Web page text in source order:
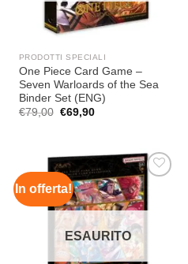
PRODOTTI SPECIALI
One Piece Card Game –
Seven Warloards of the Sea
Binder Set (ENG)
€79,00 Il
€79,00.
€69,90Il
€69,90.
In offerta!
Aggiungi
alla lista
dei
ESAURITO